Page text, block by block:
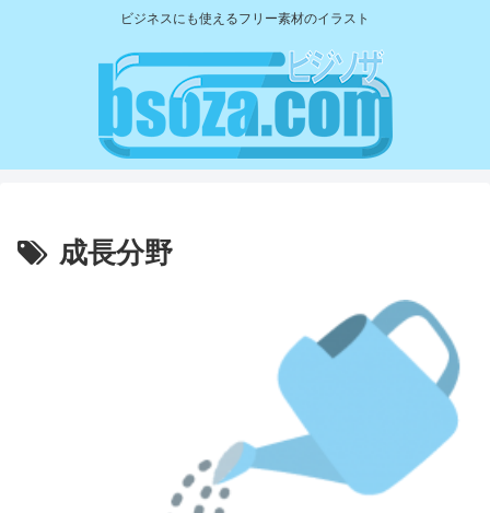
ビジネスにも使えるフリー素材のイラスト
成長分野